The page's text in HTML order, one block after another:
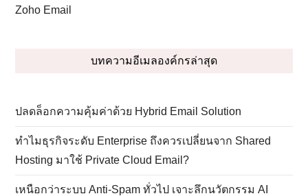
Zoho Email
บทความอีเมลองค์กรล่าสุด
ปลดล็อกความคุ้มค่าด้วย Hybrid Email Solution
ทำไมธุรกิจระดับ Enterprise ถึงควรเปลี่ยนจาก Shared
Hosting มาใช้ Private Cloud Email?
เหนือกว่าระบบ Anti-Spam ทั่วไป เจาะลึกนวัตกรรม AI